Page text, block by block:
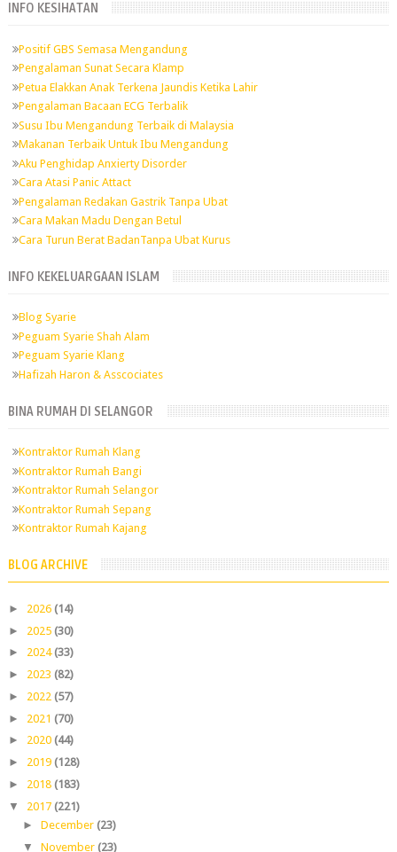
INFO KESIHATAN
Positif GBS Semasa Mengandung
Pengalaman Sunat Secara Klamp
Petua Elakkan Anak Terkena Jaundis Ketika Lahir
Pengalaman Bacaan ECG Terbalik
Susu Ibu Mengandung Terbaik di Malaysia
Makanan Terbaik Untuk Ibu Mengandung
Aku Penghidap Anxierty Disorder
Cara Atasi Panic Attact
Pengalaman Redakan Gastrik Tanpa Ubat
Cara Makan Madu Dengan Betul
Cara Turun Berat BadanTanpa Ubat Kurus
INFO KEKELUARGAAN ISLAM
Blog Syarie
Peguam Syarie Shah Alam
Peguam Syarie Klang
Hafizah Haron & Asscociates
BINA RUMAH DI SELANGOR
Kontraktor Rumah Klang
Kontraktor Rumah Bangi
Kontraktor Rumah Selangor
Kontraktor Rumah Sepang
Kontraktor Rumah Kajang
BLOG ARCHIVE
► 2026 (14)
► 2025 (30)
► 2024 (33)
► 2023 (82)
► 2022 (57)
► 2021 (70)
► 2020 (44)
► 2019 (128)
► 2018 (183)
▼ 2017 (221)
► December (23)
▼ November (23)